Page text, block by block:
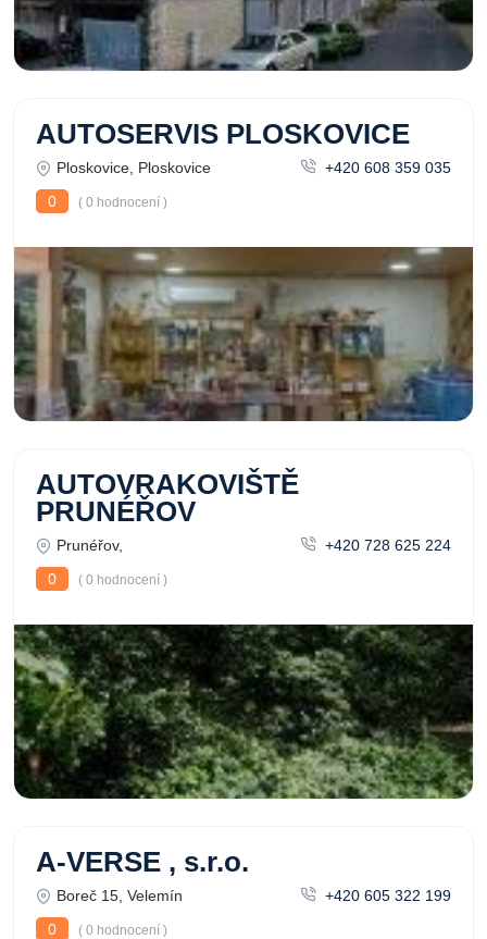
AUTOSERVIS PLOSKOVICE
Ploskovice, Ploskovice
+420 608 359 035
0
( 0 hodnocení )
AUTOVRAKOVIŠTĚ
PRUNÉŘOV
Prunéřov,
+420 728 625 224
0
( 0 hodnocení )
A-VERSE , s.r.o.
Boreč 15, Velemín
+420 605 322 199
0
( 0 hodnocení )